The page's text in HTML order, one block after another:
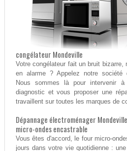
congélateur Mondeville
Votre congélateur fait un bruit
en alarme ? Appelez notre société
Nous sommes là pour intervenir
diagnostic et vous proposer une
travaillent sur toutes les marques de
Dépannage électroménager
micro-ondes encastrable
Vous êtes d'accord, le four micro-
jours dans votre vie quotidienne :